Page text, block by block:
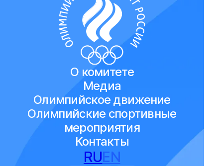
О комитете
Медиа
Олимпийское движение
Олимпийские спортивные
мероприятия
Контакты
RUEN